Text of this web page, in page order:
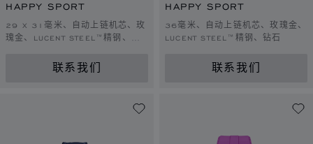
HAPPY SPORT
29 X 31毫米、自动上链机芯、玫
瑰金、LUCENT STEEL™精钢、钻
联系我们
HAPPY SPORT
36毫米、自动上链机芯、玫瑰金、
LUCENT STEEL™精钢、钻石
联系我们